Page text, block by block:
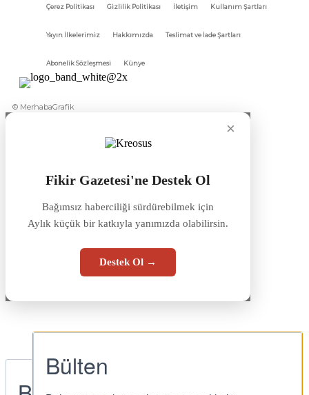
Çerez Politikası Gizlilik Politikası İletişim Kullanım Şartları
Yayın İlkelerimiz Hakkımızda Teslimat ve İade Şartları
Abonelik Sözleşmesi Künye
© MerhabaGrafik
×
Fikir Gazetesi'ne Destek Ol
Bağımsız haberciliği sürdürebilmek için
Aylık küçük bir katkıyla yanımızda olabilirsin.
Destek Ol →